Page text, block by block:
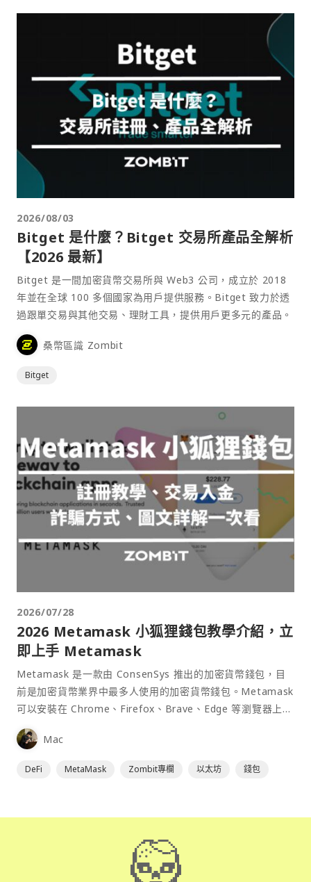
2026/08/03
Bitget 是什麼？Bitget 交易所產品全解析
【2026 最新】
Bitget 是一間加密貨幣交易所與 Web3 公司，成立於 2018
年並在全球 100 多個國家為用戶提供服務。Bitget 致力於透
過跟單交易與其他交易、理財工具，提供用戶更多元的產品。
桑幣區識 Zombit
Bitget
2026/07/28
2026 Metamask 小狐狸錢包教學介紹，立
即上手 Metamask
Metamask 是一款由 ConsenSys 推出的加密貨幣錢包，目
前是加密貨幣業界中最多人使用的加密貨幣錢包。Metamask
可以安裝在 Chrome、Firefox、Brave、Edge 等瀏覽器上作
為插件使用，具備許多功能且使用上非常方便。
Mac
DeFi MetaMask Zombit專欄 以太坊 錢包